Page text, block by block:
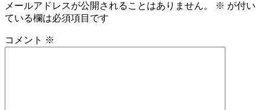
メールアドレスが公開されることはありません。 ※ が付い
ている欄は必須項目です
コメント ※